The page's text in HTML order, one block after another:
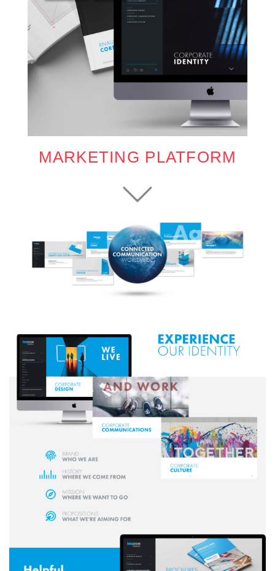
Wenig Zeit?
Dann nehmen Sie gerne
direkt Kontakt auf!
Freuen Sie sich auf ein
unverbindliches
Beratungsgespräch mit
„AHA!“-Erlebnis.
MARKETING PLATFORM